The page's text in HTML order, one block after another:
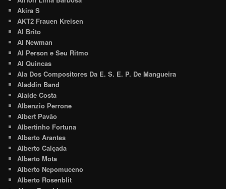
Akira S
AKT2 Frauen Kreisen
Al Brito
Al Newman
Al Person e Seu Ritmo
Al Quincas
Ala Dos Compositores Da E. S. E. P. De Mangueira
Aladdin Band
Alaide Costa
Albenzio Perrone
Albert Pavão
Albertinho Fortuna
Alberto Arantes
Alberto Calçada
Alberto Mota
Alberto Nepomuceno
Alberto Rosenblit